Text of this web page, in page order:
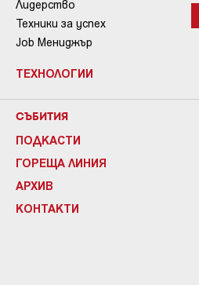
Лидерство
Техники за успех
Job Мениджър
ТЕХНОЛОГИИ
СЪБИТИЯ
ПОДКАСТИ
ГОРЕЩА ЛИНИЯ
АРХИВ
КОНТАКТИ